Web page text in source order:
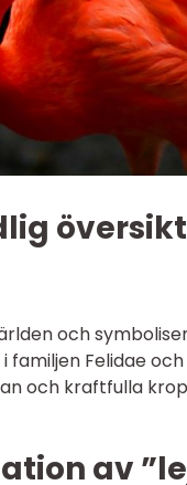
och
Felidae
och kraftfulla
av